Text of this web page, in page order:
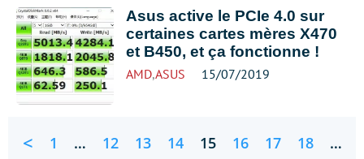
Asus active le PCIe 4.0 sur
certaines cartes mères X470
et B450, et ça fonctionne !
AMD,ASUS 15/07/2019
< 1 … 12 13 14 15 16 17 18
…